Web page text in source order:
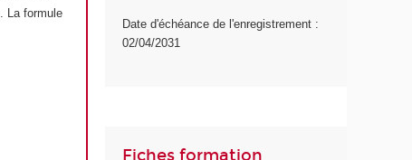
La formule
Date d'échéance de l'enregistrement :
02/04/2031
Fiches formation